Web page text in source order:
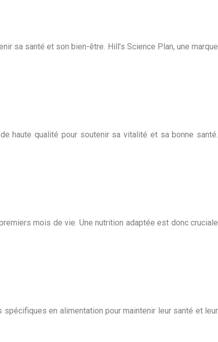
sa santé et son bien-être. Hill’s Science Plan, une marque
haute qualité pour soutenir sa vitalité et sa bonne santé.
mois de vie. Une nutrition adaptée est donc cruciale
en alimentation pour maintenir leur santé et leur